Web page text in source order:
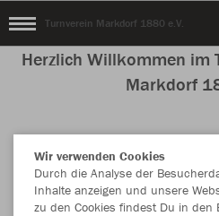
Turnverein Markdorf 1880 e.V.
Herzlich Willkommen im
Markdorf
Nachhaltig
Wir verwenden Cookies
Durch die Analyse der
Inhalte anzeigen und unsere
zu den Cookies findest Du in den